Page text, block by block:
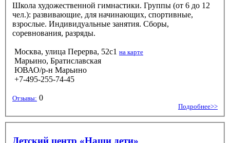
Школа художественной гимнастики. Группы (от 6 до 12
чел.): развивающие, для начинающих, спортивные,
взрослые. Индивидуальные занятия. Сборы,
соревнования, разряды.
Москва, улица Перерва, 52с1 на карте
Марьино, Братиславская
ЮВАО/р-н Марьино
+7-495-255-74-45
Отзывы: 0
Подробнее>>
Детский центр «Наши дети»